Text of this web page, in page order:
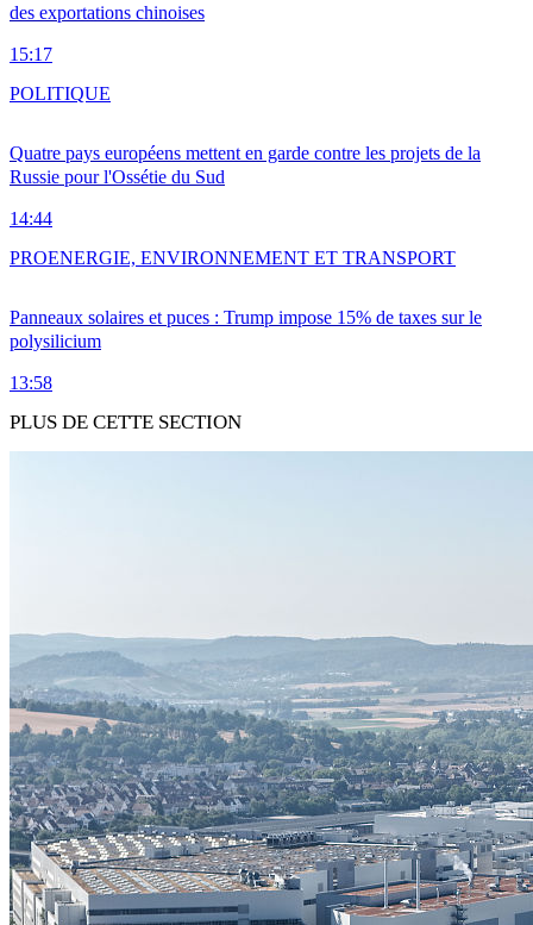
des exportations chinoises
15:17
Quatre pays européens mettent en garde contre les projets de la
Russie pour l'Ossétie du Sud
14:44
POLITIQUE
Panneaux solaires et puces : Trump impose 15% de taxes sur le
polysilicium
13:58
PROENERGIE, ENVIRONNEMENT ET TRANSPORT
PLUS DE CETTE SECTION